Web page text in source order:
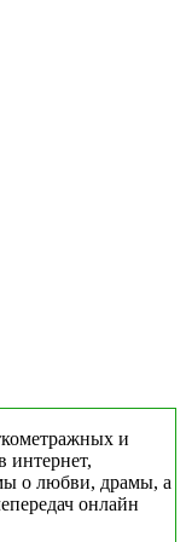
и
интернет,
о любви, драмы, а
онлайн